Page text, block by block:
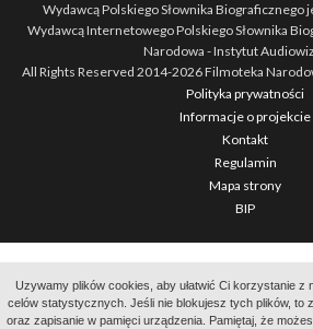
Uzywamy plików cookies, aby ułatwić Ci korzystanie z
celów statystycznych. Jeśli nie blokujesz tych plików, to
oraz zapisanie w pamięci urządzenia. Pamiętaj, że
Wydawcą Polskiego Słownika Biograficznego
Wydawcą Internetowego Polskiego Słownika
Narodowa - Instytut
All Rights Reserved 2014-2026Filmoteka
Polityka prywatności
Informacje o projekcie
Kontakt
Regulamin
Mapa strony
BIP